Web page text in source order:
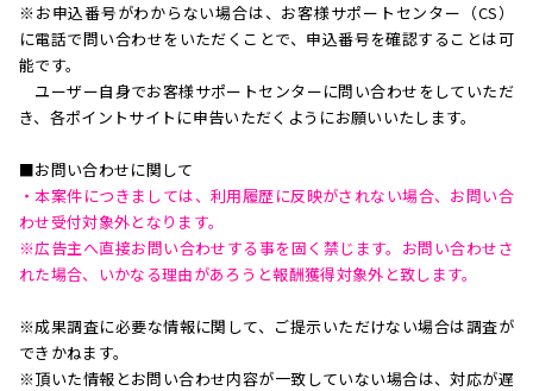
※お申込番号がわからない場合は、お客様サポートセンター（CS）
に電話で問い合わせをいただくことで、申込番号を確認することは可
能です。
ユーザー自身でお客様サポートセンターに問い合わせをしていただ
き、各ポイントサイトに申告いただくようにお願いいたします。
■お問い合わせに関して
・本案件につきましては、利用履歴に反映がされない場合、お問い合
わせ受付対象外となります。
※広告主へ直接お問い合わせする事を固く禁じます。お問い合わせさ
れた場合、いかなる理由があろうと報酬獲得対象外と致します。
※成果調査に必要な情報に関して、ご提示いただけない場合は調査が
できかねます。
※頂いた情報とお問い合わせ内容が一致していない場合は、対応が遅